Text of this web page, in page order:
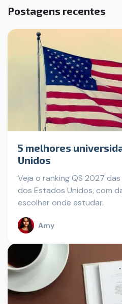
Postagens recentes
5 melhores
Unidos
Veja o ranking QS 2027
dos Estados Unidos, com
escolher onde estudar.
Amy